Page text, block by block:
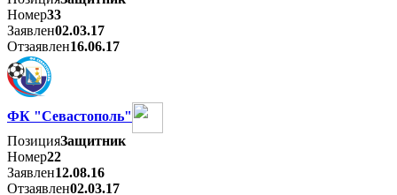
Номер33
Заявлен02.03.17
Отзаявлен16.06.17
ФК "Севастополь"
ПозицияЗащитник
Номер22
Заявлен12.08.16
Отзаявлен02.03.17